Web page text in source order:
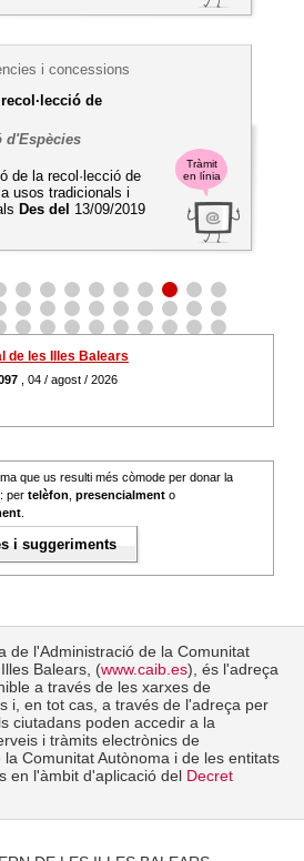
Tràmit
en línia
i concessions
de
d'Espècies
de la recol·lecció de
usos tradicionals i
Des del 13/09/2019
de les Illes Balears
, 04 / agost / 2026
que us resulti més còmode per donar la
per telèfon presencialment o
i suggeriments
de l'Administració de la Comunitat
Balears, (www.caib.es), és l'adreça
a través de les xarxes de
i, en tot cas, a través de l'adreça per
ciutadans poden accedir a la
i tràmits electrònics de
la Comunitat Autònoma i de les entitats
en l'àmbit d'aplicació del Decret